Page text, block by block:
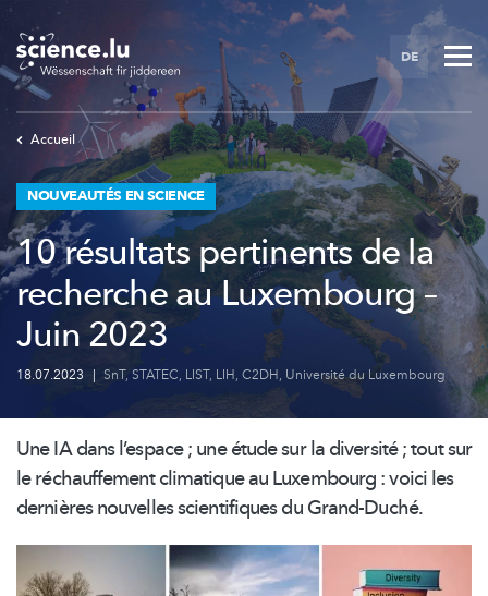
Skip
main
content
DE
Accueil
NOUVEAUTÉS EN SCIENCE
10 résultats pertinents de la
recherche au Luxembourg –
Juin 2023
18.07.2023 | SnT, STATEC, LIST, LIH, C2DH, Université du Luxembourg
Une IA dans l’espace ; une étude sur la diversité ; tout sur
leréchauffementclimatique au Luxembourg : voici les
dernières nouvelles scientifiques du Grand-Duché.